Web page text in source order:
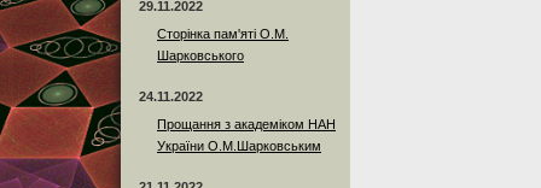
29.11.2022
Сторінка пам'яті О.М.
Шарковського
24.11.2022
Прощання з академіком НАН
України О.М.Шарковським